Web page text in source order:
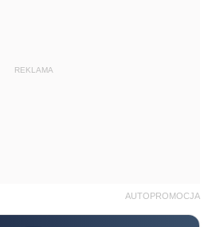
REKLAMA
AUTOPROMOCJA